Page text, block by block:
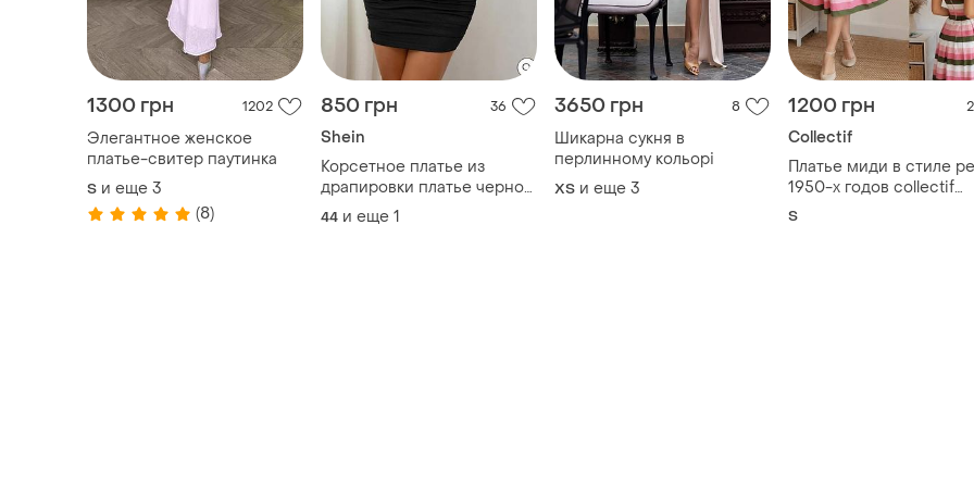
1300 грн 1202
Элегантное женское
платье-свитер паутинка
S и еще 3
(8)
850 грн 36
Shein
Корсетное платье из
драпировки платье черное
с чашкой
44 и еще 1
3650 грн 8
Шикарна сукня в
перлинному кольорі
ХS и еще 3
1200 грн 2
Collectif
Платье миди в стиле
1950-х годов collectif
vintage (lindy bop) -
S